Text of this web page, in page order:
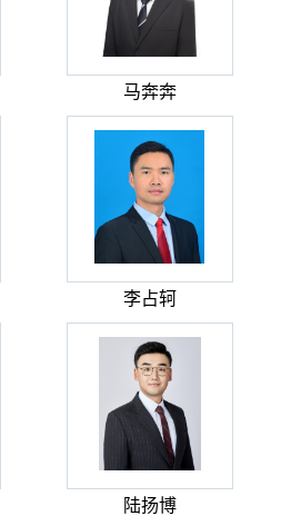
马奔奔
李占轲
陆扬博